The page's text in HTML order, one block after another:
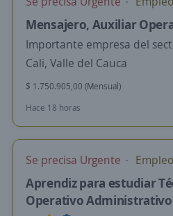
Mensajero, Auxiliar
Importante empresa del
Cali, Valle del Cauca
$ 1.750.905,00 (Mensual)
Hace 18 horas
Se precisa Urgente
Aprendiz para estudiar
Operativo Administrativo